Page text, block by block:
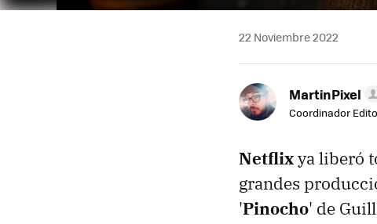
22 Noviembre 2022
MartinPixel
Coordinador
Netflixya liberó
grandes
'Pinocho' de